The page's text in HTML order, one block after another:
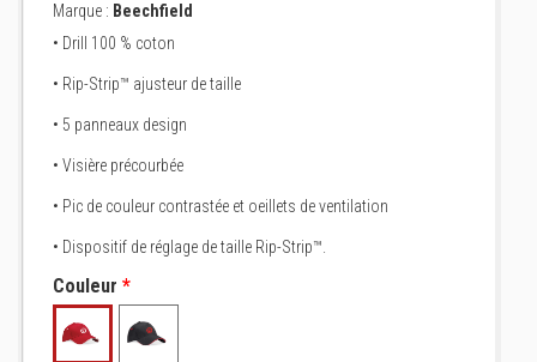
Marque : Beechfield
• Drill 100 % coton
• Rip-Strip™ ajusteur de taille
• 5 panneaux design
• Visière précourbée
• Pic de couleur contrastée et oeillets de ventilation
• Dispositif de réglage de taille Rip-Strip™.
Couleur *